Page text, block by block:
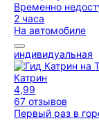
Временно
2 часа
На автомобиле
индивидуальная
Катрин
4,99
67 отзывов
Первый раз в